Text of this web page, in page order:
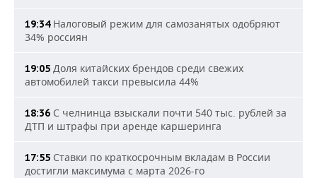
19:34Налоговый режим для самозанятых одобряют
34% россиян
19:05 Доля китайских брендов среди свежих
автомобилей такси превысила 44%
18:36 С челнинца взыскали почти 540 тыс. рублей за
ДТП и штрафы при аренде каршеринга
17:55 Ставки по краткосрочным вкладам в России
достигли максимума с марта 2026-го